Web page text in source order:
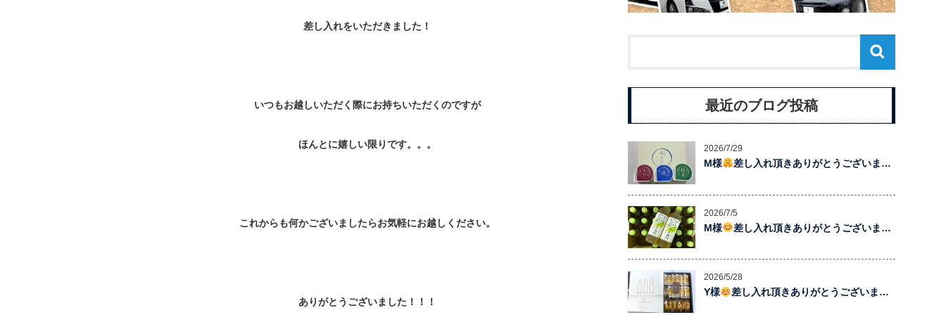
差し入れをいただきました！
いつもお越しいただく際にお持ちいただくのですが
ほんとに嬉しい限りです。。。
これからも何かございましたらお気軽にお越しください。
ありがとうございました！！！
最近のブログ投稿
2026/7/29
M様 差し入れ頂きありがとうございま…
2026/7/5
M様 差し入れ頂きありがとうございま…
2026/5/28
Y様 差し入れ頂きありがとうございま…